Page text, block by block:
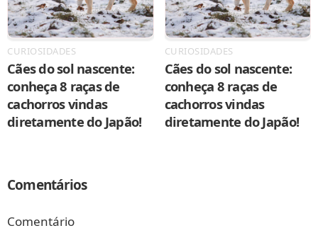
CURIOSIDADES
Cães do sol nascente:
conheça 8 raças de
cachorros vindas
diretamente do Japão!
CURIOSIDADES
Cães do sol nascente:
conheça 8 raças de
cachorros vindas
diretamente do Japão!
Comentários
Comentário